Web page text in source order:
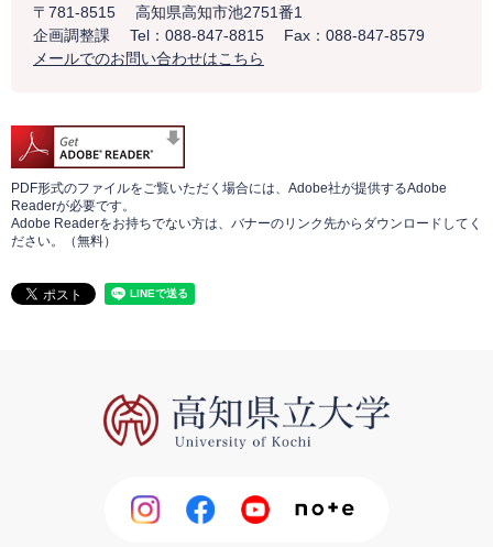
〒781-8515
高知県高知市池2751番1
企画調整課
Tel：088-847-8815
Fax：088-847-8579
メールでのお問い合わせはこちら
PDF形式のファイルをご覧いただく場合には、Adobe社が提供するAdobe
Readerが必要です。
Adobe Readerをお持ちでない方は、バナーのリンク先からダウンロードしてく
ださい。（無料）